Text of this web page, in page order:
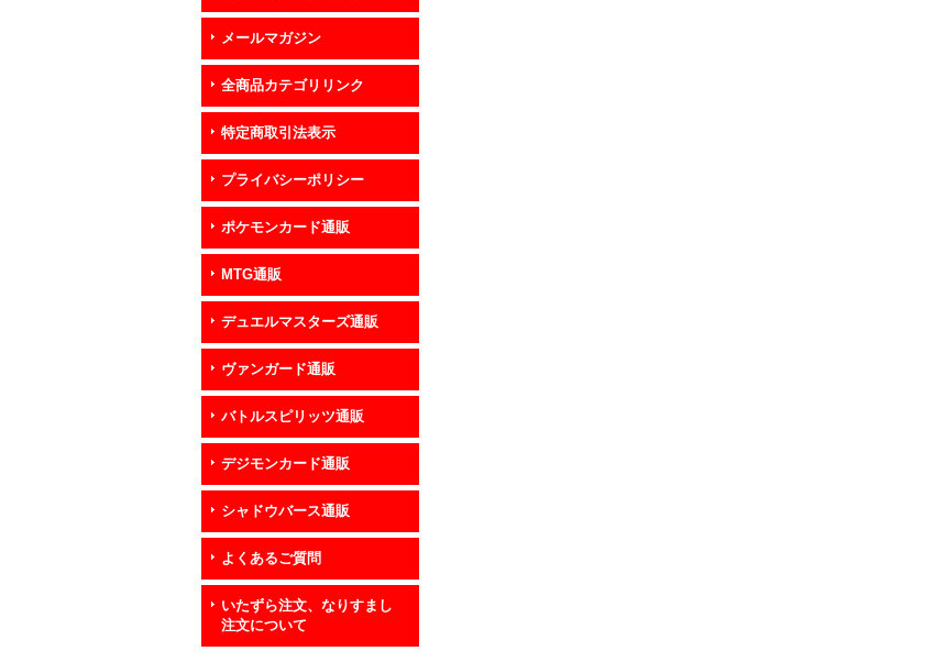
メールマガジン
全商品カテゴリリンク
特定商取引法表示
プライバシーポリシー
ポケモンカード通販
MTG通販
デュエルマスターズ通販
ヴァンガード通販
バトルスピリッツ通販
デジモンカード通販
シャドウバース通販
よくあるご質問
いたずら注文、なりすまし
注文について